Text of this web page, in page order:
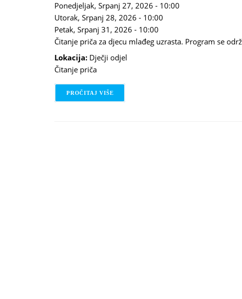
Ponedjeljak, Srpanj 27, 2026 - 10:00
Utorak, Srpanj 28, 2026 - 10:00
Petak, Srpanj 31, 2026 - 10:00
Čitanje priča za djecu mlađeg uzrasta. Program se
Lokacija: Dječji odjel
Čitanje priča
PROČITAJ VIŠE